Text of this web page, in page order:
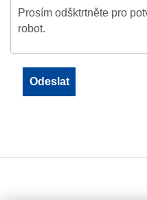
Prosím odšktrtněte pro
robot.